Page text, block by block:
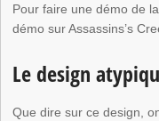
Pour faire une démo de
démo sur Assassins’s
Le design
Que dire sur ce design,